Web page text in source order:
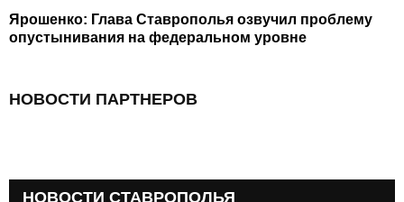
Ярошенко: Глава Ставрополья озвучил проблему
опустынивания на федеральном уровне
НОВОСТИ ПАРТНЕРОВ
НОВОСТИ СТАВРОПОЛЬЯ